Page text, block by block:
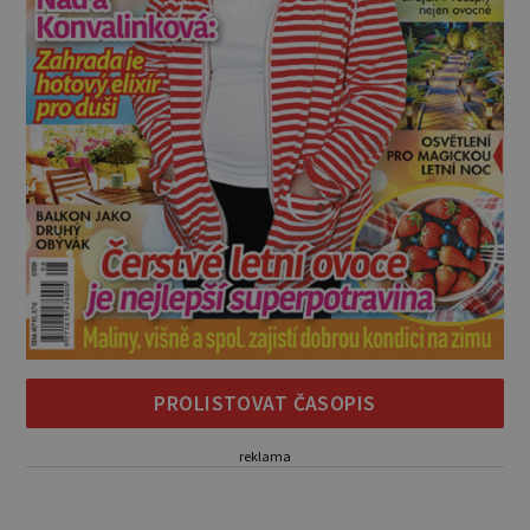
PROLISTOVAT ČASOPIS
reklama